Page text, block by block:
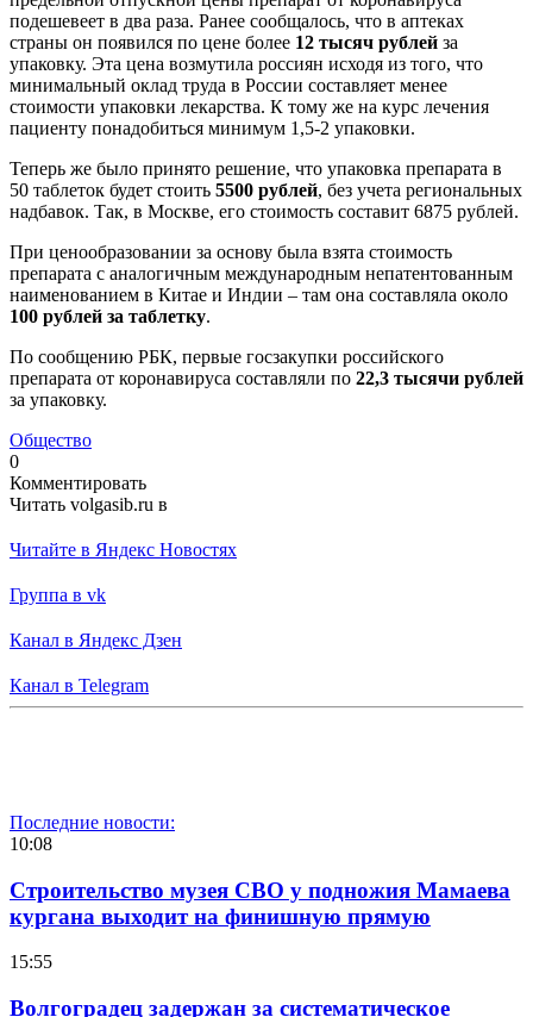
подешевеет в два раза. Ранее сообщалось, что в аптеках
страны он появился по цене более 12 тысяч рублей за
упаковку. Эта цена возмутила россиян исходя из того, что
минимальный оклад труда в России составляет менее
стоимости упаковки лекарства. К тому же на курс лечения
пациенту понадобиться минимум 1,5-2 упаковки.
Теперь же было принято решение, что упаковка препарата в
50 таблеток будет стоить 5500 рублей, без учета региональных
надбавок. Так, в Москве, его стоимость составит 6875 рублей.
При ценообразовании за основу была взята стоимость
препарата с аналогичным международным непатентованным
наименованием в Китае и Индии – там она составляла около
100 рублей за таблетку.
По сообщению РБК, первые госзакупки российского
препарата от коронавируса составляли по 22,3 тысячи рублей
за упаковку.
Общество
0
Комментировать
Читать volgasib.ru в
Читайте в Яндекс Новостях
Группа в vk
Канал в Яндекс Дзен
Канал в Telegram
Последние новости:
10:08
Строительство музея СВО у подножия Мамаева
кургана выходит на финишную прямую
15:55
Волгоградец задержан за систематическое